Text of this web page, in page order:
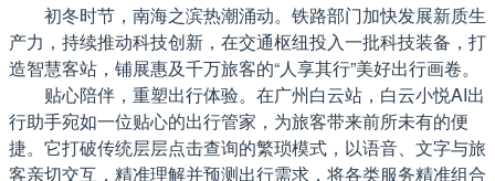
初冬时节，南海之滨热潮涌动。铁路部门加快发展新质生
产力，持续推动科技创新，在交通枢纽投入一批科技装备，打
造智慧客站，铺展惠及千万旅客的“人享其行”美好出行画卷。
贴心陪伴，重塑出行体验。在广州白云站，白云小悦AI出
行助手宛如一位贴心的出行管家，为旅客带来前所未有的便
捷。它打破传统层层点击查询的繁琐模式，以语音、文字与旅
客亲切交互，精准理解并预测出行需求，将各类服务精准组合